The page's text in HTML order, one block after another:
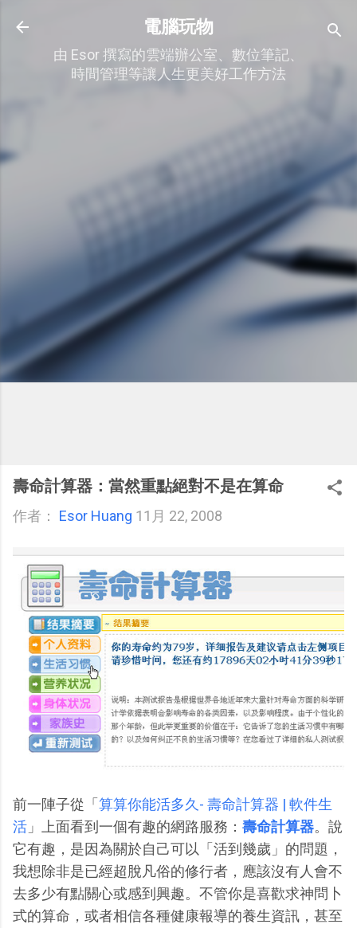
跳到主要內容
電腦玩物
由 Esor 撰寫的雲端辦公室、數位筆記、
時間管理等讓人生更美好工作方法
壽命計算器：當然重點絕對不是在算命
作者： Esor Huang 11月 22, 2008
前一陣子從「 算算你能活多久- 壽命計算器 | 軟件生
活 」上面看到一個有趣的網路服務： 壽命計算器。說
它有趣，是因為關於自己可以「活到幾歲」的問題，
我想除非是已經超脫凡俗的修行者，應該沒有人會不
去多少有點關心或感到興趣。不管你是喜歡求神問卜
式的算命，或者相信各種健康報導的養生資訊，甚至